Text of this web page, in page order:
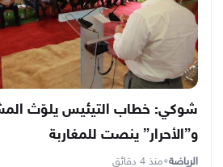
شوكي: خطاب التيئيس يلوّث
و”الأحرار” ينصت للمغاربة
الرياضة•منذ 4 دقائق